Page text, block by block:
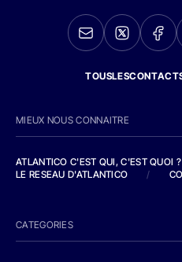
MIEUX NOUS CONNAITRE
ATLANTICO C'EST QUI, C'EST QUOI ?
LE RESEAU D'ATLANTICO
/
CATEGORIES